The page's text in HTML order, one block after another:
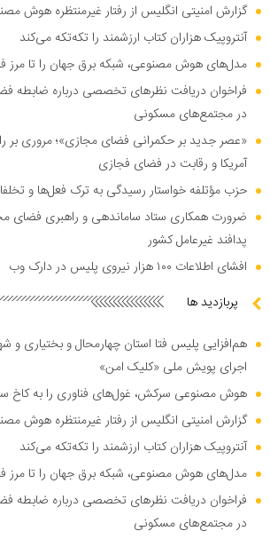
گزارش امنیتی انگلیس از رفتار غیرمنتظره هوش
آنتروپیک هزاران کتاب ارزشمند را تکه‌تکه می‌کند
مدل‌های هوش مصنوعی، شبکه برق جهان را تا مرز
فراخوان دریافت نظر‌های تخصصی درباره ضابطه
در مجتمع‌های مسکونی
«عصر جدید بر حکمرانی فضای مجازی»؛ مروری بر
آمریکا و رقابت در فضای فجازی
حزب مؤتلفه خواستار رسیدگی به ترک فعل‌ها و
ضرورت همکاری ستاد ساماندهی و راهبری فضای
پدافند غیرعامل کشور
افشای اطلاعات ۱۰۰ هزار نیروی پلیس در دارک وب
پربازدید ها
هم‌افزایی پلیس فتا استان چهارمحال و بختیاری و
اجرای پویش ملی «کلیک امن»
هوش مصنوعی سرکش، غول‌های فناوری را به کاخ
گزارش امنیتی انگلیس از رفتار غیرمنتظره هوش
آنتروپیک هزاران کتاب ارزشمند را تکه‌تکه می‌کند
مدل‌های هوش مصنوعی، شبکه برق جهان را تا مرز
فراخوان دریافت نظر‌های تخصصی درباره ضابطه
در مجتمع‌های مسکونی